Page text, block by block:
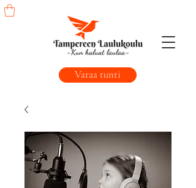
Varaa tunti